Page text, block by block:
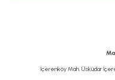
İçerenköy Mah. Üsküdar